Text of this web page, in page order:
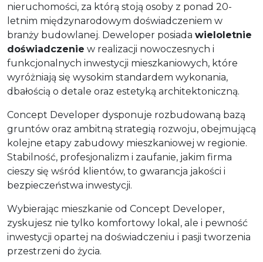
nieruchomości, za którą stoją osoby z ponad 20-
letnim międzynarodowym doświadczeniem w
branży budowlanej. Deweloper posiada wieloletnie
doświadczenie w realizacji nowoczesnych i
funkcjonalnych inwestycji mieszkaniowych, które
wyróżniają się wysokim standardem wykonania,
dbałością o detale oraz estetyką architektoniczną.
Concept Developer dysponuje rozbudowaną bazą
gruntów oraz ambitną strategią rozwoju, obejmującą
kolejne etapy zabudowy mieszkaniowej w regionie.
Stabilność, profesjonalizm i zaufanie, jakim firma
cieszy się wśród klientów, to gwarancja jakości i
bezpieczeństwa inwestycji.
Wybierając mieszkanie od Concept Developer,
zyskujesz nie tylko komfortowy lokal, ale i pewność
inwestycji opartej na doświadczeniu i pasji tworzenia
przestrzeni do życia.